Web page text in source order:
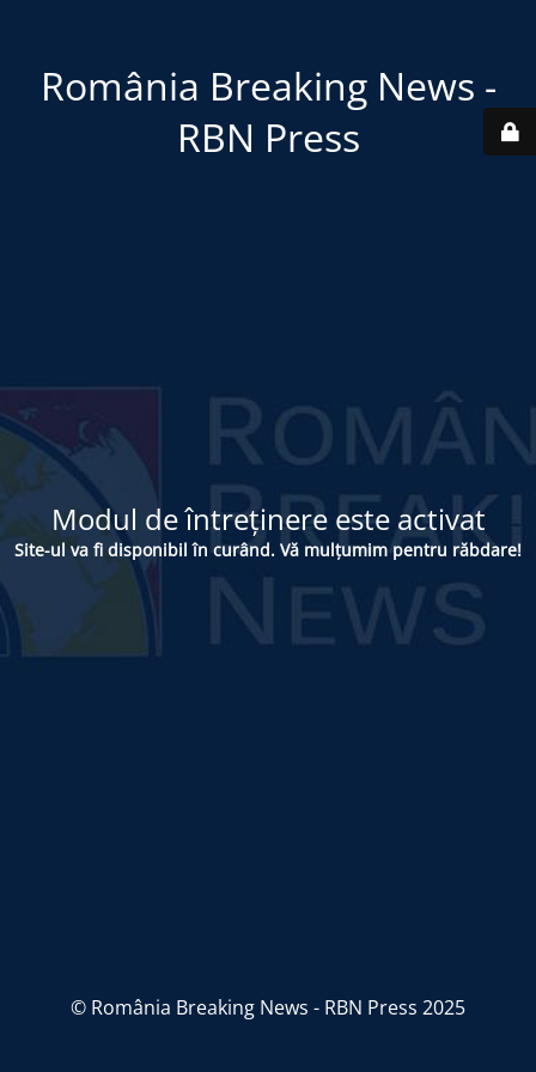
România Breaking News -
RBN Press
Modul de întreținere este activat
Site-ul va fi disponibil în curând. Vă mulțumim pentru răbdare!
© România Breaking News - RBN Press 2025